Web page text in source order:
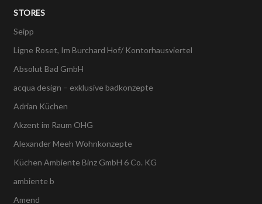
STORES
Seipp
Ligne Roset, Im Burchard Hof/ Kontorhausviertel
Absolut Bad GmbH
acqua design – exklusive badkonzepte
Adrian Küchen
Akzent im Raum OHG
Alexander Meeh Wohnkonzepte
Küchen Ambiente Binz GmbH 6 Co. KG
ambiente b
Amend